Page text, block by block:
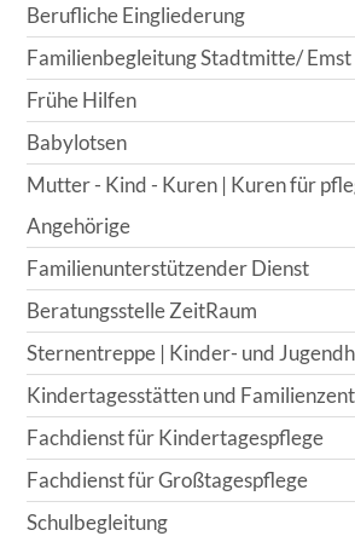
Berufliche Eingliederung
Familienbegleitung Stadtmitte/ Emst
Frühe Hilfen
Babylotsen
Mutter - Kind - Kuren | Kuren für
Angehörige
Familienunterstützender Dienst
Beratungsstelle ZeitRaum
Sternentreppe | Kinder- und
Kindertagesstätten und
Fachdienst für Kindertagespflege
Fachdienst für Großtagespflege
Schulbegleitung